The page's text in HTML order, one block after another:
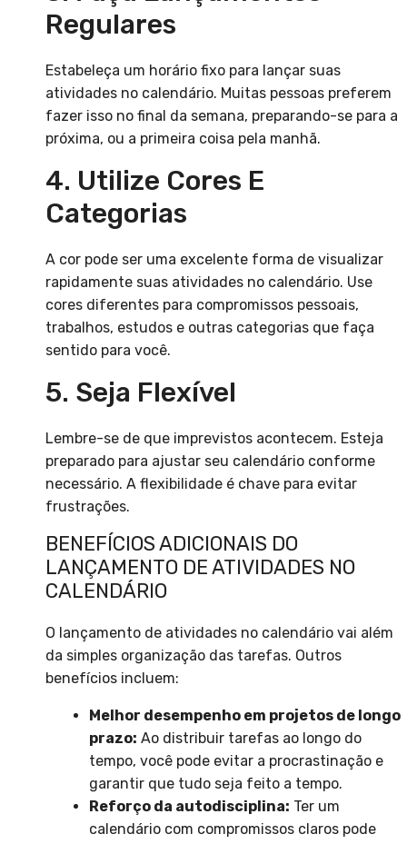
Regulares
Estabeleça um horário fixo para lançar suas
atividades no calendário. Muitas pessoas preferem
fazer isso no final da semana, preparando-se para a
próxima, ou a primeira coisa pela manhã.
4. Utilize Cores E
Categorias
A cor pode ser uma excelente forma de visualizar
rapidamente suas atividades no calendário. Use
cores diferentes para compromissos pessoais,
trabalhos, estudos e outras categorias que faça
sentido para você.
5. Seja Flexível
Lembre-se de que imprevistos acontecem. Esteja
preparado para ajustar seu calendário conforme
necessário. A flexibilidade é chave para evitar
frustrações.
BENEFÍCIOS ADICIONAIS DO
LANÇAMENTO DE ATIVIDADES NO
CALENDÁRIO
O lançamento de atividades no calendário vai além
da simples organização das tarefas. Outros
benefícios incluem:
Melhor desempenho em projetos de longo
prazo: Ao distribuir tarefas ao longo do
tempo, você pode evitar a procrastinação e
garantir que tudo seja feito a tempo.
Reforço da autodisciplina: Ter um
calendário com compromissos claros pode